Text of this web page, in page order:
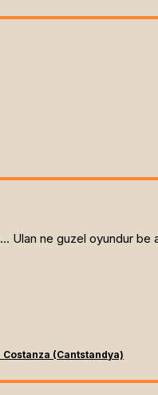
ne guzel oyundur
(Cantstandya)